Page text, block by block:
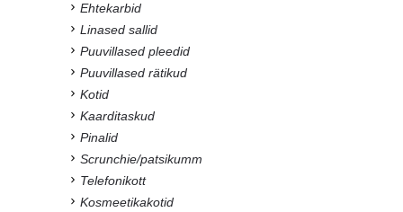
Ehtekarbid
Linased sallid
Puuvillased pleedid
Puuvillased rätikud
Kotid
Kaarditaskud
Pinalid
Scrunchie/patsikumm
Telefonikott
Kosmeetikakotid